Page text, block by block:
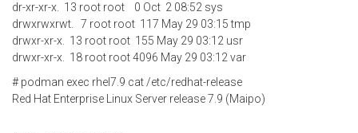
dr-xr-xr-x. 13 root root 0 Oct 2 08:52 sys
drwxrwxrwt. 7 root root 117 May 29 03:15 tmp
drwxr-xr-x. 13 root root 155 May 29 03:12 usr
drwxr-xr-x. 18 root root 4096 May 29 03:12 var
# podman exec rhel7.9 cat /etc/redhat-release
Red Hat Enterprise Linux Server release 7.9 (Maipo)